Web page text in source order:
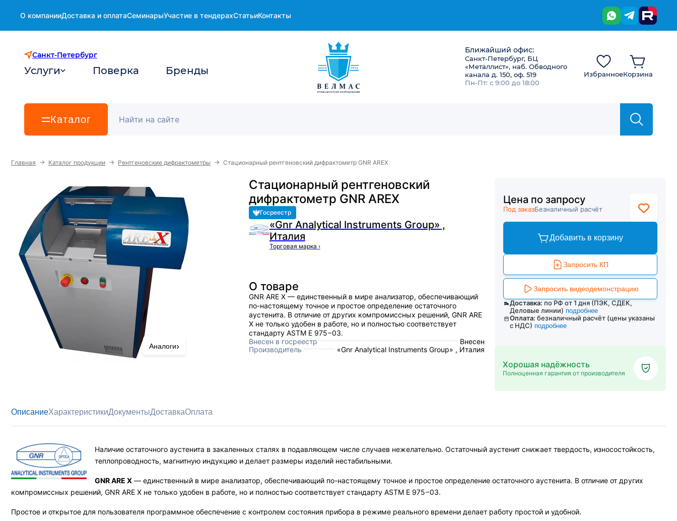
О компанииДоставка и оплатаСеминарыУчастие в тендерахСтатьиКонтакты
Санкт-Петербург
Услуги Поверка Бренды
Ближайший офис:
Санкт-Петербург, БЦ
«Металлист», наб. Обводного
канала д. 150, оф. 519
Пн-Пт: с 9:00 до 18:00
ИзбранноеКорзина
Каталог
Главная → Каталог продукции → Рентгеновские дифрактометры → Стационарный рентгеновский дифрактометр GNR AREX
Стационарный рентгеновский
дифрактометр GNR AREX
Госреестр
«Gnr Analytical Instruments Group» ,
Италия
Торговая марка ›
Аналоги›
О товаре
GNR ARE X — единственный в мире анализатор, обеспечивающий
по-настоящему точное и простое определение остаточного
аустенита. В отличие от других компромиссных решений, GNR ARE
X не только удобен в работе, но и полностью соответствует
стандарту ASTM E 975−03.
Внесен в госреестр
Внесен
Производитель
«Gnr Analytical Instruments Group» , Италия
Цена по запросу
Под заказБезналичный расчёт
Добавить в корзину
Запросить КП
Запросить видеодемонстрацию
Доставка: по РФ от 1 дня (ПЭК, СДЕК,
Деловые линии) подробнее
Оплата: безналичный расчёт (цены указаны
с НДС) подробнее
Хорошая надёжность
Полноценная гарантия от производителя
ОписаниеХарактеристикиДокументыДоставкаОплата
Наличие остаточного аустенита в закаленных сталях в подавляющем числе случаев нежелательно. Остаточный аустенит снижает твердость, износостойкость,
теплопроводность, магнитную индукцию и делает размеры изделий нестабильными.
GNR ARE X — единственный в мире анализатор, обеспечивающий по-настоящему точное и простое определение остаточного аустенита. В отличие от других
компромиссных решений, GNR ARE X не только удобен в работе, но и полностью соответствует стандарту ASTM E 975−03.
Простое и открытое для пользователя программное обеспечение с контролем состояния прибора в режиме реального времени делает работу простой и удобной.